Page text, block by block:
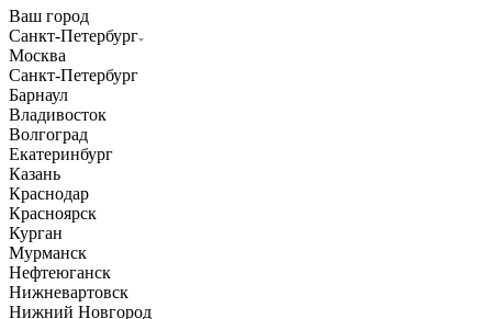
Ваш город
Санкт-Петербург
Москва
Санкт-Петербург
Барнаул
Владивосток
Волгоград
Екатеринбург
Казань
Краснодар
Красноярск
Курган
Мурманск
Нефтеюганск
Нижневартовск
Нижний Новгород